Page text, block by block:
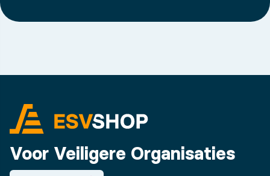
Voor Veiligere Organisaties